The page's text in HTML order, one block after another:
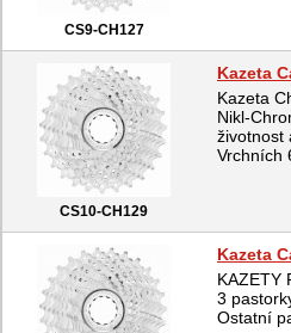
CS9-CH127
CS10-CH129
Kazeta
Kazeta
Nikl-
životnost
Vrchních
Kazeta
KAZETY
3
Ostatní